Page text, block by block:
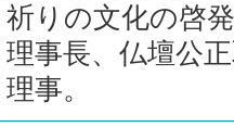
祈りの文化の啓
理事長、仏壇公
理事。